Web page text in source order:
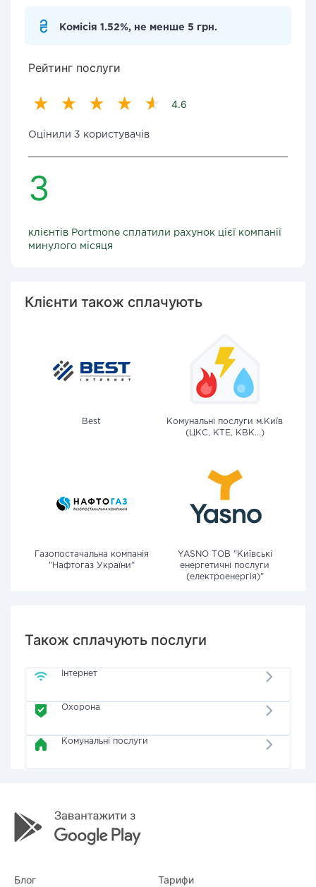
Комісія 1.52%, не менше 5 грн.
Рейтинг послуги
4.6
Оцінили 3 користувачів
3
клієнтів Portmone сплатили рахунок цієї компанії
минулого місяця
Клієнти також сплачують
Best
Комунальні послуги м.Київ
(ЦКС, КТЕ, КВК...)
Газопостачальна компанія
"Нафтогаз України"
YASNO ТОВ "Київські
енергетичні послуги
(електроенергія)"
Також сплачують послуги
Інтернет
Охорона
Комунальні послуги
Блог Тарифи